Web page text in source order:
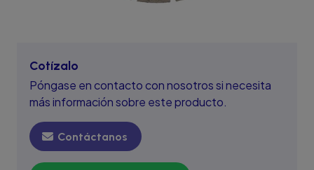
Cotízalo
Póngase en contacto con nosotros si necesita
más información sobre este producto.
Contáctanos